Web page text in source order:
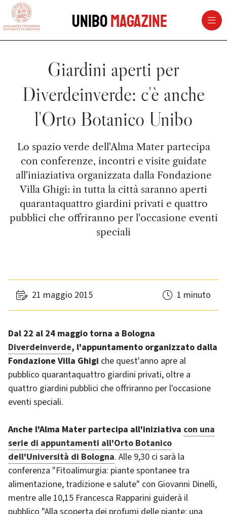
vai al contenuto della pagina
UniboMagazine
Giardini aperti per
Diverdeinverde: c'è anche
l'Orto Botanico Unibo
Lo spazio verde dell'Alma Mater partecipa
con conferenze, incontri e visite guidate
all'iniaziativa organizzata dalla Fondazione
Villa Ghigi: in tutta la città saranno aperti
quarantaquattro giardini privati e quattro
pubblici che offriranno per l'occasione eventi
speciali
21 maggio 2015 1 minuto
Dal 22 al 24 maggio torna a Bologna
Diverdeinverde, l'appuntamento organizzato dalla
Fondazione Villa Ghigi che quest'anno apre al
pubblico quarantaquattro giardini privati, oltre a
quattro giardini pubblici che offriranno per l'occasione
eventi speciali.
Anche l'Alma Mater partecipa all'iniziativa con una
serie di appuntamenti all'Orto Botanico
dell'Università di Bologna. Alle 9,30 ci sarà la
conferenza "Fitoalimurgia: piante spontanee tra
alimentazione, tradizione e salute" con Giovanni Dinelli,
mentre alle 10,15 Francesca Rapparini guiderà il